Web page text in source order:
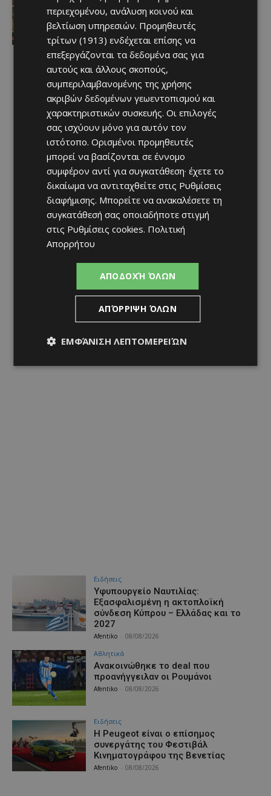
Νέος Γενικός Διευθυντής του Hilton
Nicosia ο Ilio Rodoni
Afentiko - 08/08/2026
Ειδήσεις
Υφυπουργείο Ναυτιλίας:
Εξασφαλισμένη η ακτοπλοϊκή
σύνδεση Κύπρου – Ελλάδας και το
2027
Afentiko 08/08/2026
Αθλητικά
Aνακοινώθηκε το deal που
προανήγγειλαν οι Ρουμάνοι
Afentiko 08/08/2026
Ειδήσεις
Η Peugeot είναι ο επίσημος
συνεργάτης του Φεστιβάλ
Κινηματογράφου της Βενετίας
Afentiko 08/08/2026
περιεχομένου, ανάλυση κοινού και
βελτίωση υπηρεσιών. Προμηθευτές
τρίτων (1913) ενδέχεται επίσης να
επεξεργάζονται τα δεδομένα σας για
αυτούς και άλλους σκοπούς,
συμπεριλαμβανομένης της χρήσης
ακριβών δεδομένων γεωεντοπισμού και
χαρακτηριστικών συσκευής. Οι επιλογές
σας ισχύουν μόνο για αυτόν τον
ιστότοπο. Ορισμένοι προμηθευτές
μπορεί να βασίζονται σε έννομο
συμφέρον αντί για συγκατάθεση· έχετε το
δικαίωμα να αντιταχθείτε στις Ρυθμίσεις
διαφήμισης. Μπορείτε να ανακαλέσετε τη
συγκατάθεσή σας οποιαδήποτε στιγμή
στις Ρυθμίσεις cookies. Πολιτική
Απορρήτου
ΑΠΟΔΟΧΉ ΌΛΩΝ
ΑΠΌΡΡΙΨΗ ΌΛΩΝ
ΕΜΦΆΝΙΣΗ ΛΕΠΤΟΜΕΡΕΙΏΝ